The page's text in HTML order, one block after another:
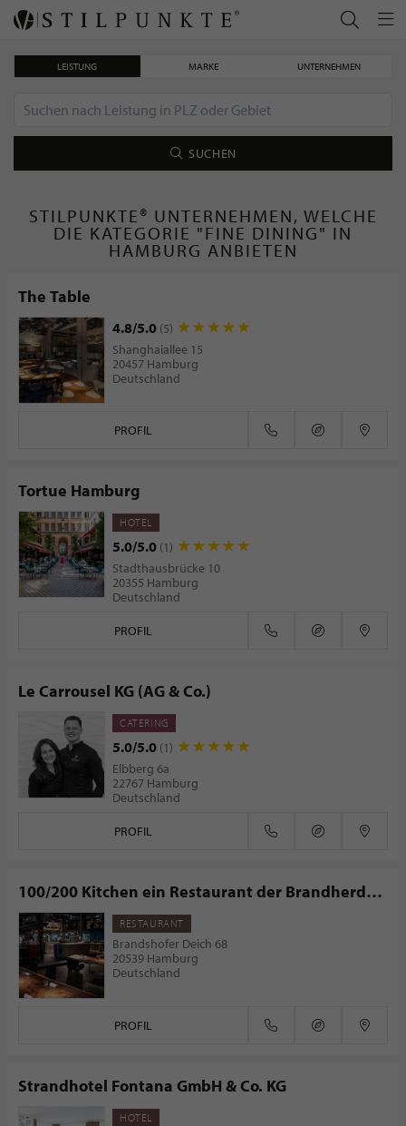
LEISTUNG MARKE UNTERNEHMEN
SUCHEN
STILPUNKTE® UNTERNEHMEN, WELCHE
DIE KATEGORIE "FINE DINING" IN
HAMBURG ANBIETEN
The Table
4.8/5.0 (5)
Shanghaiallee 15
20457 Hamburg
Deutschland
PROFIL
Tortue Hamburg
HOTEL
5.0/5.0 (1)
Stadthausbrücke 10
20355 Hamburg
Deutschland
PROFIL
Le Carrousel KG (AG & Co.)
CATERING
5.0/5.0 (1)
Elbberg 6a
22767 Hamburg
Deutschland
PROFIL
100/200 Kitchen ein Restaurant der Brandherd
Esskultur GmbHRESTAURANT
Brandshofer Deich 68
20539 Hamburg
Deutschland
PROFIL
Strandhotel Fontana GmbH & Co. KG
HOTEL